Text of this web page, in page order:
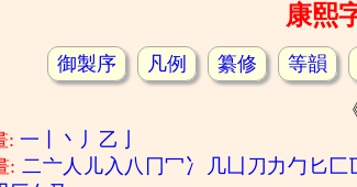
康熙
御製序 凡例 纂修 等韻
:一 丶 丿 乙
:二亠人 儿入 八 冂冖 冫 几凵 刀 力勹 匕 匚